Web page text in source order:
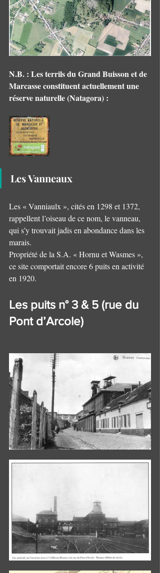
N.B. : Les terrils du Grand Buisson et de
Marcasse constituent actuellement une
réserve naturelle (Natagora) :
Les Vanneaux
Les « Vanniaulx », cités en 1298 et 1372,
rappellent l’oiseau de ce nom, le vanneau,
qui s’y trouvait jadis en abondance dans les
marais.
Propriété de la S.A. « Hornu et Wasmes »,
ce site comportait encore 6 puits en activité
en 1920.
Les puits n° 3 & 5 (rue du
Pont d’Arcole)